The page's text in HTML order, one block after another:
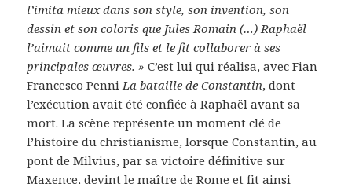
l’imita mieux dans son style, son invention, son
dessin et son coloris que Jules Romain (…) Raphaël
l’aimait comme un fils et le fit collaborer à ses
principales œuvres. » C’est lui qui réalisa, avec Fian
Francesco PenniLa bataille de Constantin, dont
l’exécution avait été confiée à Raphaël avant sa
mort. La scène représente un moment clé de
l’histoire du christianisme, lorsque Constantin, au
pont de Milvius, par sa victoire définitive sur
Maxence, devint le maître de Rome et fit ainsi